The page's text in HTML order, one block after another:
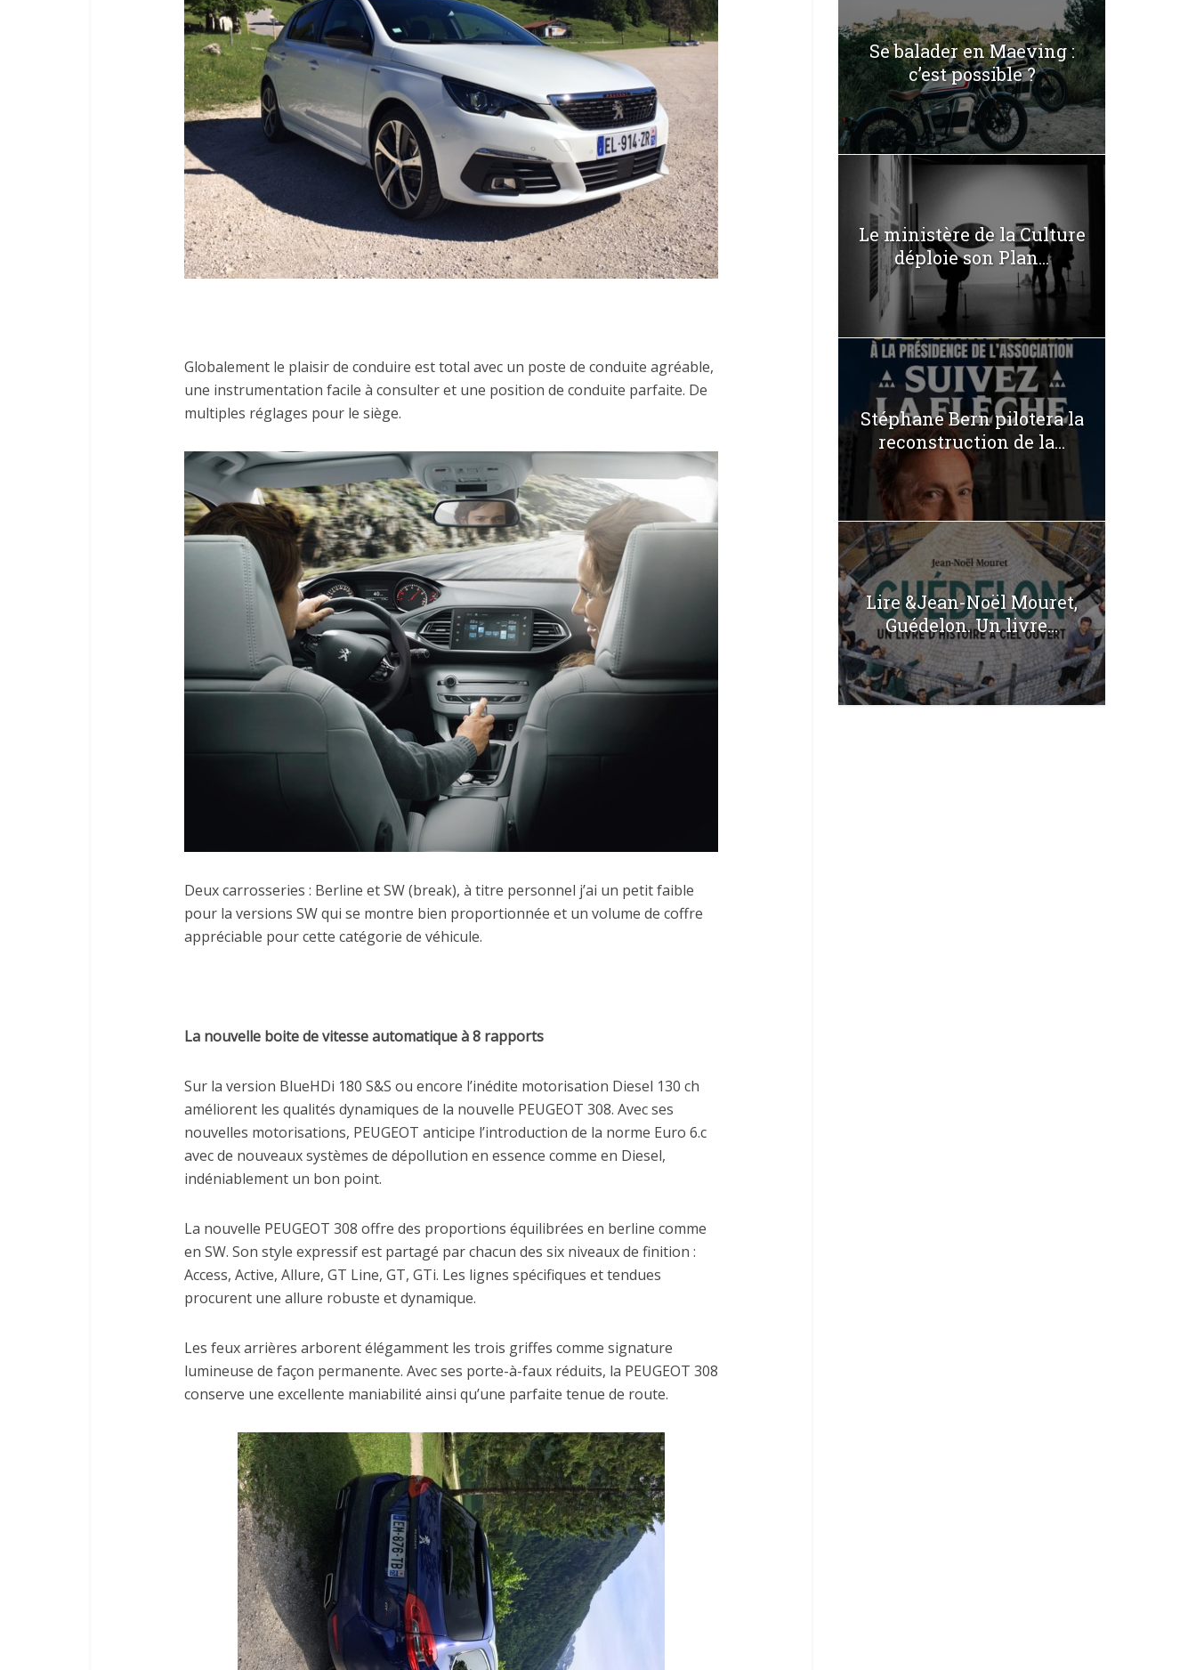
Globalement le plaisir de conduire est total avec un poste de conduite agréable,
une instrumentation facile à consulter et une position de conduite parfaite. De
multiples réglages pour le siège.
Deux carrosseries : Berline et SW (break), à titre personnel j’ai un petit faible
pour la versions SW qui se montre bien proportionnée et un volume de coffre
appréciable pour cette catégorie de véhicule.
La nouvelle boite de vitesse automatique à 8 rapports
Sur la version BlueHDi 180 S&S ou encore l’inédite motorisation Diesel 130 ch
améliorent les qualités dynamiques de la nouvelle PEUGEOT 308. Avec ses
nouvelles motorisations, PEUGEOT anticipe l’introduction de la norme Euro 6.c
avec de nouveaux systèmes de dépollution en essence comme en Diesel,
indéniablement un bon point.
La nouvelle PEUGEOT 308 offre des proportions équilibrées en berline comme
en SW. Son style expressif est partagé par chacun des six niveaux de finition :
Access, Active, Allure, GT Line, GT, GTi. Les lignes spécifiques et tendues
procurent une allure robuste et dynamique.
Les feux arrières arborent élégamment les trois griffes comme signature
lumineuse de façon permanente. Avec ses porte-à-faux réduits, la PEUGEOT 308
conserve une excellente maniabilité ainsi qu’une parfaite tenue de route.
Se balader en Maeving :
c’est possible ?
Le ministère de la Culture
déploie son Plan...
Stéphane Bern pilotera la
reconstruction de la...
Lire &Jean-Noël Mouret,
Guédelon. Un livre...